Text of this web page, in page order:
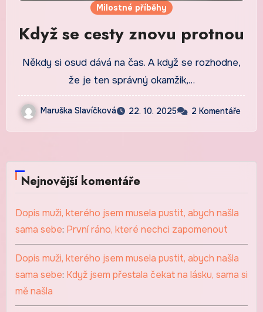
Milostné příběhy
Když se cesty znovu protnou
Někdy si osud dává na čas. A když se rozhodne,
že je ten správný okamžik,…
Maruška Slavíčková 22. 10. 2025 2 Komentáře
Nejnovější komentáře
Dopis muži, kterého jsem musela pustit, abych našla
sama sebe: První ráno, které nechci zapomenout
Dopis muži, kterého jsem musela pustit, abych našla
sama sebe: Když jsem přestala čekat na lásku, sama si
mě našla